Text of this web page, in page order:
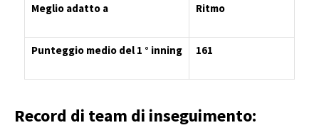
Meglio adatto a Ritmo
Punteggio medio del 1 ° inning 161
Record di team di inseguimento: